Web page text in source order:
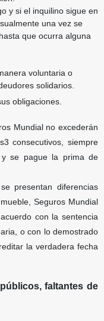
y si el inquilino sigue en
una vez se
que ocurra alguna
voluntaria o
solidarios.
obligaciones.
Mundial no excederán
consecutivos, siempre
se pague la prima de
diferencias
Seguros Mundial
con la sentencia
o con lo demostrado
la verdadera fecha
faltantes de